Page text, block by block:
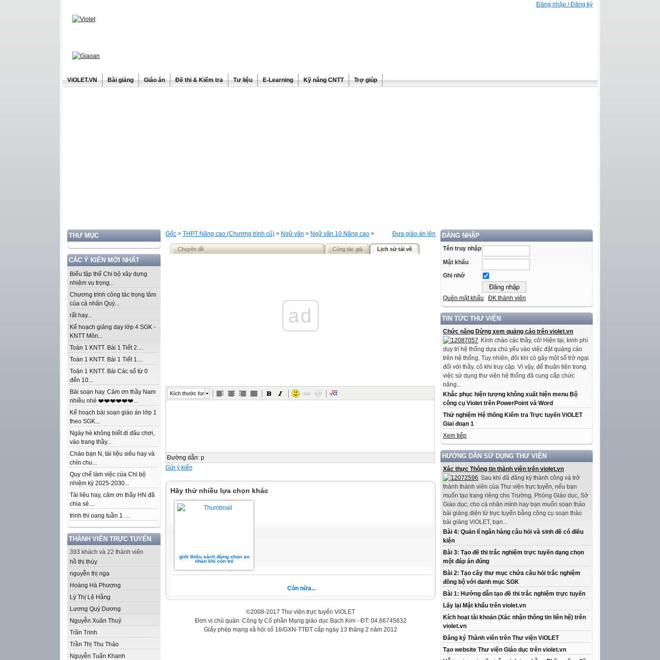
Đăng nhập / Đăng ký
ViOLET.VN Bài giảng Giáo án Đề thi & Kiểm tra Tư liệu E-Learning Kỹ năng CNTT Trợ giúp
THƯ MỤC
CÁC Ý KIẾN MỚI NHẤT
Biểu tập thể Chi bộ xây dựng
nhiệm vụ trọng...
Chương trình công tác trọng tâm
của cá nhân Quý...
rất hay...
Kế hoạch giảng dạy lớp 4 SGK -
KNTT Môn...
Toán 1 KNTT. Bài 1 Tiết 2....
Toán 1 KNTT. Bài 1 Tiết 1....
Toán 1 KNTT. Bài Các số từ 0
đến 10...
Bài soạn hay. Cảm ơn thầy Nam
nhiều nhé ❤️❤️❤️❤️❤️❤️...
Kế hoạch bài soạn giáo án lớp 1
theo SGK...
Ngày hè không biết đi đâu chơi,
vào trang thầy...
Chào bạn N, tài liệu siêu hay và
chỉn chu...
Quy chế làm việc của Chi bộ
nhiệm kỳ 2025-2030...
Tài liệu hay, cảm ơn thầy HN đã
chia sẻ....
trinh thi oang tuần 1 ...
THÀNH VIÊN TRỰC TUYẾN
393 khách và 22 thành viên
hồ thị thúy
nguyễn thị nga
Hoàng Hà Phương
Lý Thị Lệ Hằng
Lương Quý Dương
Nguyễn Xuân Thuỷ
Trần Trinh
Trần Thị Thu Thảo
Nguyễn Tuấn Khanh
ĐĂNG NHẬP
Tên truy nhập
Mật khẩu
Ghi nhớ
Quên mật khẩu ĐK thành viên
TIN TỨC THƯ VIỆN
Chức năng Dừng xem quảng cáo trên violet.vn
Kính chào các thầy, cô! Hiện tại, kinh phí
duy trì hệ thống dựa chủ yếu vào việc đặt quảng cáo
trên hệ thống. Tuy nhiên, đôi khi có gây một số trở ngại
đối với thầy, cô khi truy cập. Vì vậy, để thuận tiện trong
việc sử dụng thư viện hệ thống đã cung cấp chức
năng...
Khắc phục hiện tượng không xuất hiện menu Bộ
công cụ Violet trên PowerPoint và Word
Thử nghiệm Hệ thống Kiểm tra Trực tuyến ViOLET
Giai đoạn 1
Xem tiếp
HƯỚNG DẪN SỬ DỤNG THƯ VIỆN
Xác thực Thông tin thành viên trên violet.vn
Sau khi đã đăng ký thành công và trở
thành thành viên của Thư viện trực tuyến, nếu bạn
muốn tạo trang riêng cho Trường, Phòng Giáo dục, Sở
Giáo dục, cho cá nhân mình hay bạn muốn soạn thảo
bài giảng điện tử trực tuyến bằng công cụ soạn thảo
bài giảng ViOLET, bạn...
Bài 4: Quản lí ngân hàng câu hỏi và sinh đề có điều
kiện
Bài 3: Tạo đề thi trắc nghiệm trực tuyến dạng chọn
một đáp án đúng
Bài 2: Tạo cây thư mục chứa câu hỏi trắc nghiệm
đồng bộ với danh mục SGK
Bài 1: Hướng dẫn tạo đề thi trắc nghiệm trực tuyến
Lấy lại Mật khẩu trên violet.vn
Kích hoạt tài khoản (Xác nhận thông tin liên hệ) trên
violet.vn
Đăng ký Thành viên trên Thư viện ViOLET
Tạo website Thư viện Giáo dục trên violet.vn
Đưa giáo án lên
Gốc > THPT Nâng cao (Chương trình cũ) > Ngữ văn > Ngữ văn 10 Nâng cao >
Chuyên đề Cùng tác giả Lịch sử tải về
ad
Kích thước font
Đường dẫn: p
Gửi ý kiến
Hãy thử nhiều lựa chọn khác
giới thiệu sách đừng chọn an
nhàn khi còn trẻ
Còn nữa...
©2008-2017 Thư viện trực tuyến ViOLET
Đơn vị chủ quản: Công ty Cổ phần Mạng giáo dục Bạch Kim - ĐT: 04.66745632
Giấy phép mạng xã hội số 16/GXN-TTĐT cấp ngày 13 tháng 2 năm 2012